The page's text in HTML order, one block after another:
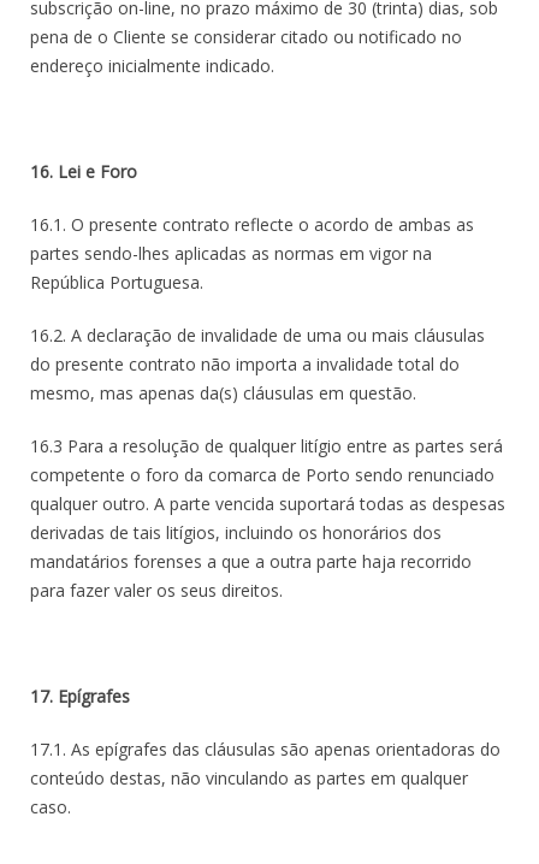
subscrição on-line, no prazo máximo de 30 (trinta) dias, sob
pena de o Cliente se considerar citado ou notificado no
endereço inicialmente indicado.
16. Lei e Foro
16.1. O presente contrato reflecte o acordo de ambas as
partes sendo-lhes aplicadas as normas em vigor na
República Portuguesa.
16.2. A declaração de invalidade de uma ou mais cláusulas
do presente contrato não importa a invalidade total do
mesmo, mas apenas da(s) cláusulas em questão.
16.3 Para a resolução de qualquer litígio entre as partes será
competente o foro da comarca de Porto sendo renunciado
qualquer outro. A parte vencida suportará todas as despesas
derivadas de tais litígios, incluindo os honorários dos
mandatários forenses a que a outra parte haja recorrido
para fazer valer os seus direitos.
17. Epígrafes
17.1. As epígrafes das cláusulas são apenas orientadoras do
conteúdo destas, não vinculando as partes em qualquer
caso.